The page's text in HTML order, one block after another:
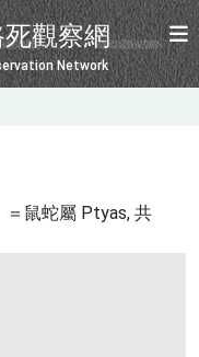
觀察網
Network
＝鼠蛇屬 Ptyas, 共